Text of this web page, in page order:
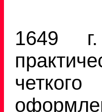
1649
четкого